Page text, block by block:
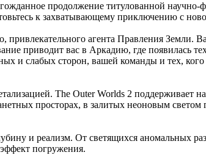
продолжение титулованной
к захватывающему приключению с
привлекательного агента Правления
приводит вас в Аркадию, где появилась
и слабых сторон, вашей команды и тех,
The Outer Worlds 2 поддерживает
просторах, в залитых неоновым светом
и реализм. От светящихся аномальных
погружения.